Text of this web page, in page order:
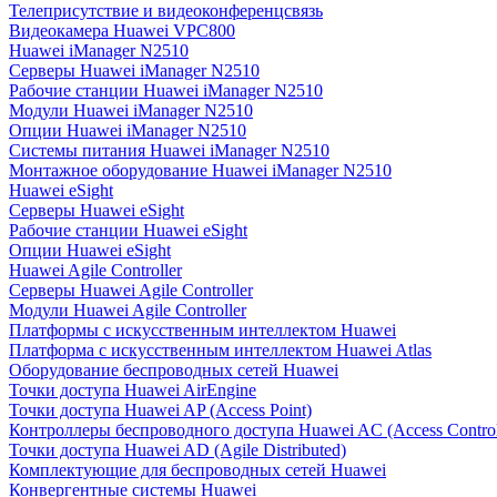
Телеприсутствие и видеоконференцсвязь
Видеокамера Huawei VPC800
Huawei iManager N2510
Серверы Huawei iManager N2510
Рабочие станции Huawei iManager N2510
Модули Huawei iManager N2510
Опции Huawei iManager N2510
Системы питания Huawei iManager N2510
Монтажное оборудование Huawei iManager N2510
Huawei eSight
Серверы Huawei eSight
Рабочие станции Huawei eSight
Опции Huawei eSight
Huawei Agile Controller
Серверы Huawei Agile Controller
Модули Huawei Agile Controller
Платформы с искусственным интеллектом Huawei
Платформа с искусственным интеллектом Huawei Atlas
Оборудование беспроводных сетей Huawei
Точки доступа Huawei AirEngine
Точки доступа Huawei AP (Access Point)
Контроллеры беспроводного доступа Huawei AC (Access
Точки доступа Huawei AD (Agile Distributed)
Комплектующие для беспроводных сетей Huawei
Конвергентные системы Huawei